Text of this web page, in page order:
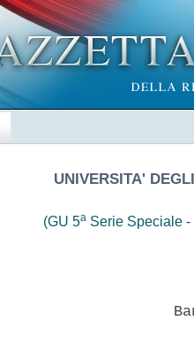
UNIVERSITA'
(GU 5aSerie Speciale -